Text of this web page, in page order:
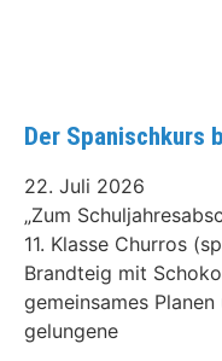
Der Spanischkurs
22. Juli 2026
„Zum
11. Klasse Churros
Brandteig mit
gemeinsames
gelungene